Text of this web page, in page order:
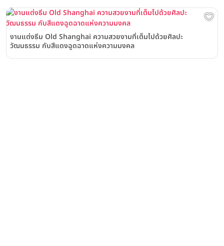
งานแต่งธีม Old Shanghai ความสวยงามที่เต็มไปด้วยศิลปะ
วัฒนธรรม กับสีแดงฉูดฉาดแห่งความมงคล